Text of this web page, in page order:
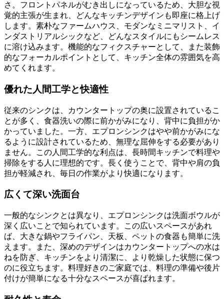
さ。フロントパネルがむき出しになっているため、大胆な視
覚的主張が生まれ、どんなキッチンデザインも即座に格上げ
します。素朴なファームハウス、モダンなミニマリスト、イ
ンダストリアルシックなど、どんなスタイルにもシームレス
に溶け込みます。機能的なフィクスチャーとして、また装飾
的なフォーカルポイントとして、キッチン全体の雰囲気を高
めてくれます。
優れた人間工学と快適性
従来のシンクは、カウンタートップの奥に設置されているこ
とが多く、食器洗いの際に前かがみになり、背中に負担がか
かっていました。一方、エプロンシンクはやや前かがみにな
るように設計されているため、無理な屈伸をする必要があり
ません。この人間工学的な利点は、長時間キッチンで料理や
掃除をする人に理想的です。長く使うことで、背中や肩の負
担が軽減され、毎日の作業がより快適になります。
広くて深い洗面台
一般的なシンクとは異なり、エプロンシンクは洗面ボウルが
深く広いことで知られています。この広いスペースがあれ
ば、大きな鍋やフライパン、天板、ペットの食器も簡単に洗
えます。また、深めのデザインはカウンタートップへの水は
ねを防ぎ、キッチンをより清潔に、より乾燥した状態に保つ
のに役立ちます。料理好きのご家庭では、料理の準備や後片
付けが簡単になる十分なスペースが喜ばれます。